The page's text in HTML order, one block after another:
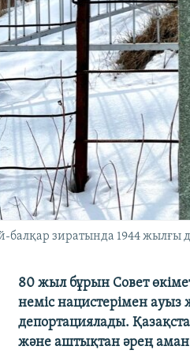
зиратында 1944 жылғы
80 жыл бұрын Совет
неміс нацистерімен ауыз
депортациялады.
және аштықтан әрең аман